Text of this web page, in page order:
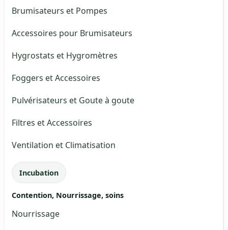
Brumisateurs et Pompes
Accessoires pour Brumisateurs
Hygrostats et Hygromètres
Foggers et Accessoires
Pulvérisateurs et Goute à goute
Filtres et Accessoires
Ventilation et Climatisation
Incubation
Contention, Nourrissage, soins
Nourrissage